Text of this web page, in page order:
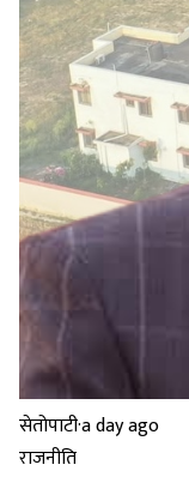
सेतोपाटी·a day ago
राजनीति